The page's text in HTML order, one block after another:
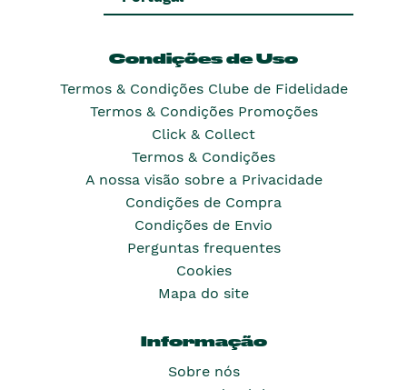
Condições de Uso
Termos & Condições Clube de Fidelidade
Termos & Condições Promoções
Click & Collect
Termos & Condições
A nossa visão sobre a Privacidade
Condições de Compra
Condições de Envio
Perguntas frequentes
Cookies
Mapa do site
Informação
Sobre nós